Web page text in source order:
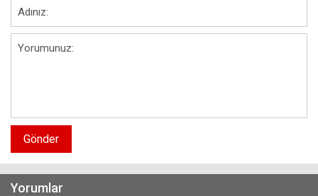
Gönder
Yorumlar